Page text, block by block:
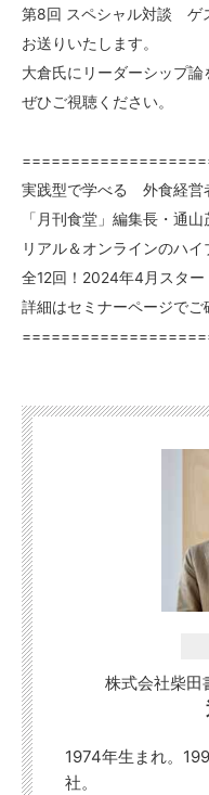
第8回 スペシャル対談 ゲ
お送りいたします。
大倉氏にリーダーシップ論
ぜひご視聴ください。
実践型で学べる 外食経営
「月刊食堂」編集長・通
リアル＆オンラインのハイ
全12回！2024年4月スター
詳細はセミナーページでご
株式会社柴田
1974年生まれ。
社。